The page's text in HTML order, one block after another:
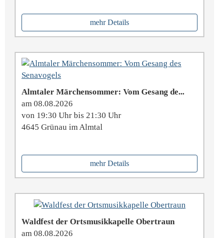
mehr Details
Almtaler Märchensommer: Vom Gesang de...
am 08.08.2026
von 19:30 Uhr bis 21:30 Uhr
4645 Grünau im Almtal
mehr Details
Waldfest der Ortsmusikkapelle Obertraun
am 08.08.2026